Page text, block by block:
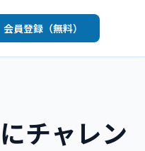
会員登録（無料）
チャレン